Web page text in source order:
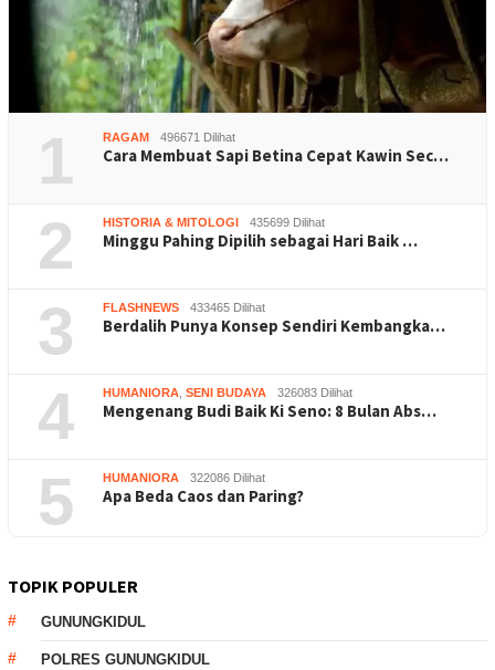
1 RAGAM 496671 Dilihat
Cara Membuat Sapi Betina Cepat Kawin Sec…
2 HISTORIA & MITOLOGI 435699 Dilihat
Minggu Pahing Dipilih sebagai Hari Baik …
3 FLASHNEWS 433465 Dilihat
Berdalih Punya Konsep Sendiri Kembangka…
4 HUMANIORA SENI BUDAYA 326083 Dilihat
Mengenang Budi Baik Ki Seno: 8 Bulan Abs…
5 HUMANIORA 322086 Dilihat
Apa Beda Caos dan Paring?
TOPIK POPULER
GUNUNGKIDUL
POLRES GUNUNGKIDUL